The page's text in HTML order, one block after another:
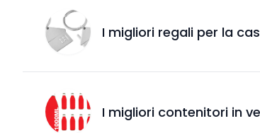
I migliori regali per la
I migliori contenitori in